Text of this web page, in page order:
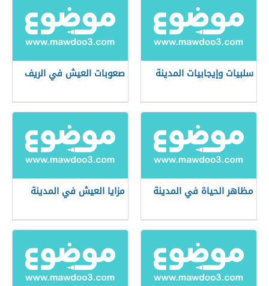
سلبيات وإيجابيات المدينة صعوبات العيش في الريف
مظاهر الحياة في المدينة مزايا العيش في المدينة